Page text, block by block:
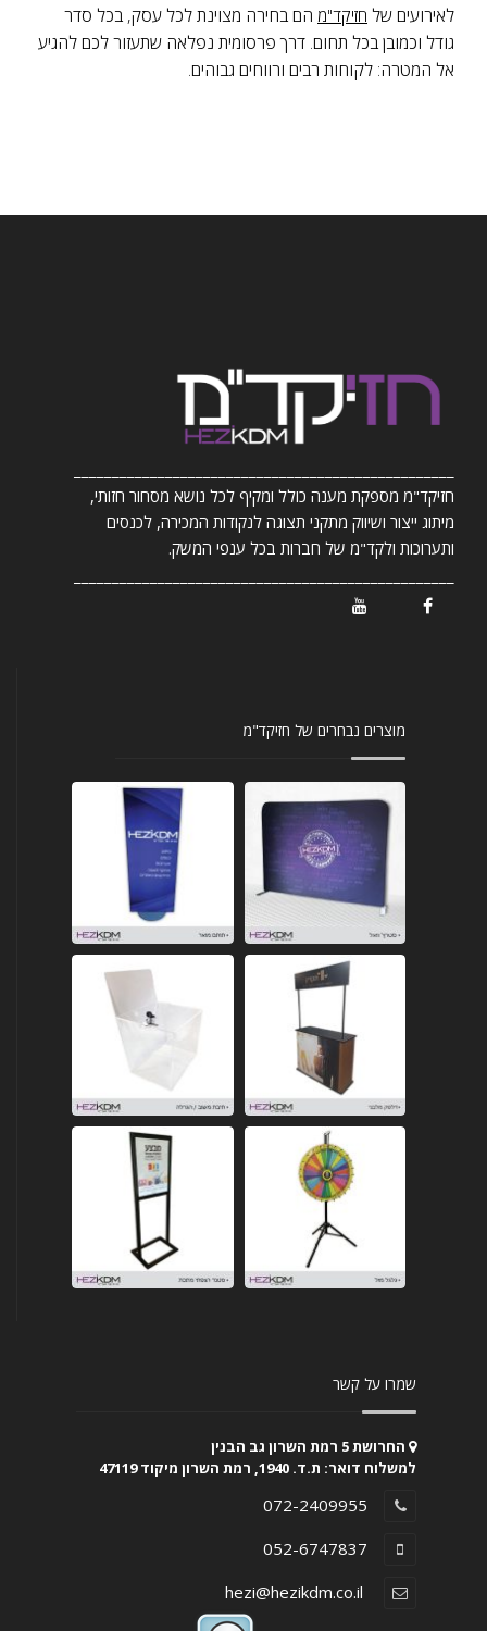
לאירועים של חזיקד"מ הם בחירה מצוינת לכל עסק, בכל סדר
גודל וכמובן בכל תחום. דרך פרסומית נפלאה שתעזור לכם להגיע
אל המטרה: לקוחות רבים ורווחים גבוהים.
חזיקד"מ מספקת מענה כולל ומקיף לכל נושא מסחור חזותי,
מיתוג ייצור ושיווק מתקני תצוגה לנקודות המכירה, לכנסים
ותערוכות ולקד"מ של חברות בכל ענפי המשק.
מוצרים נבחרים של חזיקד"מ
שמרו על קשר
החרושת 5 רמת השרון גב הבנין
למשלוח דואר: ת.ד. 1940, רמת השרון מיקוד 47119
072-2409955
052-6747837